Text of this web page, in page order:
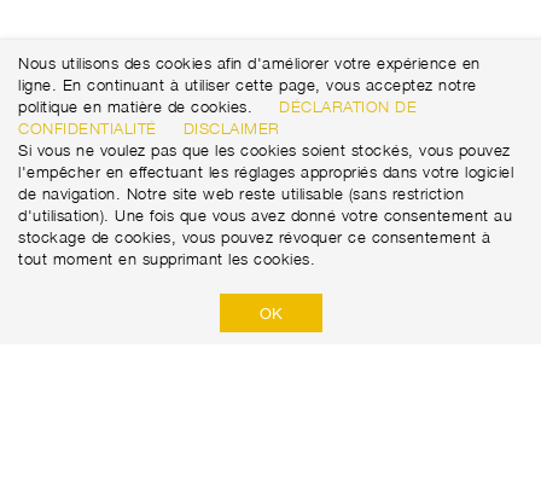
Nous utilisons des cookies afin d'améliorer votre expérience en
ligne. En continuant à utiliser cette page, vous acceptez notre
politique en matière de cookies.
DÉCLARATION DE
CONFIDENTIALITÉ
DISCLAIMER
Si vous ne voulez pas que les cookies soient stockés, vous pouvez
l'empêcher en effectuant les réglages appropriés dans votre logiciel
de navigation. Notre site web reste utilisable (sans restriction
d'utilisation). Une fois que vous avez donné votre consentement au
stockage de cookies, vous pouvez révoquer ce consentement à
tout moment en supprimant les cookies.
OK